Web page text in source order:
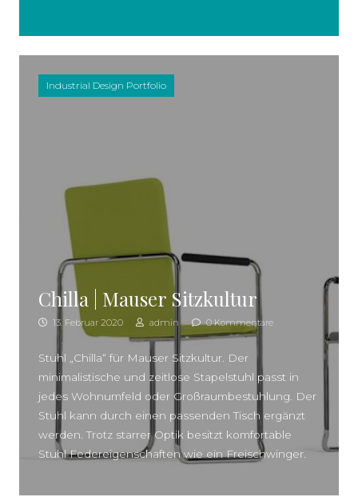
Industrial Design Portfolio
Chilla | Mauser Sitzkultur
13. Februar 2020 admin 0 Kommentare
Stuhl „Chilla“ für Mauser Sitzkultur. Der
minimalistische und zeitlose Stapelstuhl passt in
jedes Wohnumfeld oder Großraumbestuhlung. Der
Stuhl kann durch einen passenden Tisch ergänzt
werden. Trotz starrer Optik besitzt komfortable
Stuhl Federeigenschaften wie ein Freischwinger.